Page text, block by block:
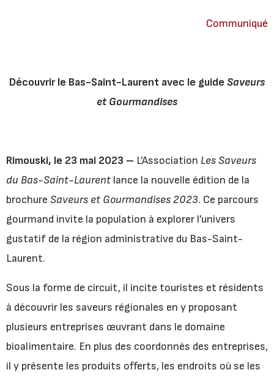
Communiqué
Découvrir le Bas-Saint-Laurent avec le guide Saveurs
et Gourmandises
Rimouski, le 23 mai 2023 – L’Association Les Saveurs
du Bas-Saint-Laurent lance la nouvelle édition de la
brochure Saveurs et Gourmandises 2023. Ce parcours
gourmand invite la population à explorer l’univers
gustatif de la région administrative du Bas-Saint-
Laurent.
Sous la forme de circuit, il incite touristes et résidents
à découvrir les saveurs régionales en y proposant
plusieurs entreprises œuvrant dans le domaine
bioalimentaire. En plus des coordonnés des entreprises,
il y présente les produits offerts, les endroits où se les